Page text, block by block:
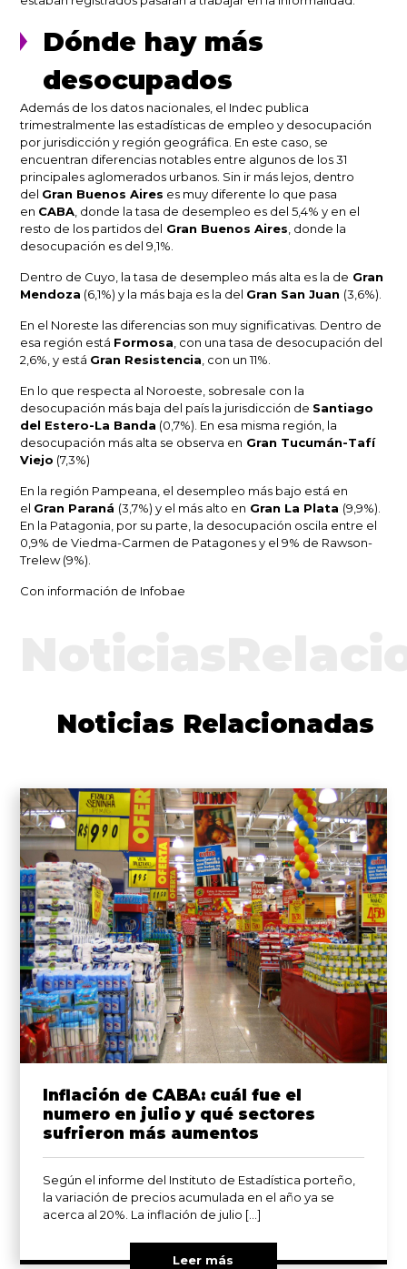
Dónde hay más
desocupados
Además de los datos nacionales, el Indec publica
trimestralmente las estadísticas de empleo y desocupación
por jurisdicción y región geográfica. En este caso, se
encuentran diferencias notables entre algunos de los 31
principales aglomerados urbanos. Sin ir más lejos, dentro
del Gran Buenos Aires es muy diferente lo que pasa
en CABA , donde la tasa de desempleo es del 5,4% y en el
resto de los partidos del Gran Buenos Aires , donde la
desocupación es del 9,1%.
Dentro de Cuyo, la tasa de desempleo más alta es la de Gran
Mendoza (6,1%) y la más baja es la del Gran San Juan (3,6%).
En el Noreste las diferencias son muy significativas. Dentro de
esa región está Formosa , con una tasa de desocupación del
2,6%, y está Gran Resistencia , con un 11%.
En lo que respecta al Noroeste, sobresale con la
desocupación más baja del país la jurisdicción de Santiago
del Estero-La Banda (0,7%). En esa misma región, la
desocupación más alta se observa en Gran Tucumán-Tafí
Viejo (7,3%)
En la región Pampeana, el desempleo más bajo está en
el Gran Paraná (3,7%) y el más alto en Gran La Plata (9,9%).
En la Patagonia, por su parte, la desocupación oscila entre el
0,9% de Viedma-Carmen de Patagones y el 9% de Rawson-
Trelew (9%).
Con información de Infobae
Noticias Relacionadas
Inflación de CABA: cuál fue el
numero en julio y qué sectores
sufrieron más aumentos
Según el informe del Instituto de Estadística porteño,
la variación de precios acumulada en el año ya se
acerca al 20%. La inflación de julio […]
Leer más